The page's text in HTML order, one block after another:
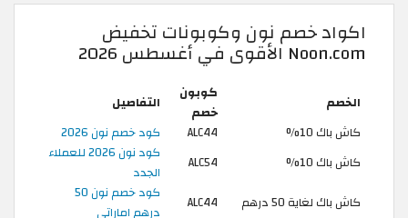
اكواد خصم نون وكوبونات تخفيض
Noon.com الأقوى في أغسطس 2026
الخصم
كوبون
خصم
التفاصيل
كاش باك 10%
ALC44
كود خصم نون 2026
كاش باك 10%
ALC54
كود نون 2026 للعملاء
الجدد
كاش باك لغاية 50 درهم
ALC44
كود خصم نون 50
درهم اماراتي